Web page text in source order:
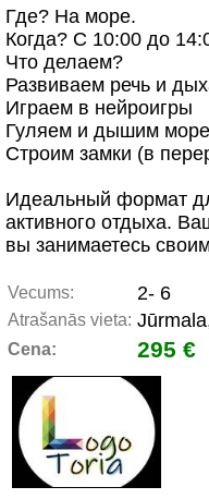
Где? На море.
Когда? С 10:00 до
Что делаем?
Развиваем речь и
Играем в нейроигры
Гуляем и дышим
Cтроим замки (в
Идеальный формат
активного отдыха.
вы занимаетесь
Vecums: 2- 6
Atrašanās vieta:
Cena: 295 €